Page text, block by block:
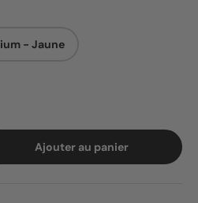
- Jaune
la quantité
Ajouter au panier